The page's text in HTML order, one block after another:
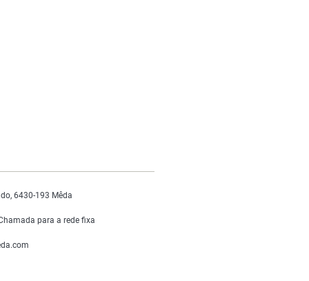
6430-193 Mêda
para a rede fixa